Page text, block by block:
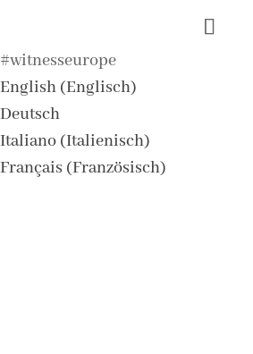
#witnesseurope
English (Englisch)
Deutsch
Italiano (Italienisch)
Français (Französisch)